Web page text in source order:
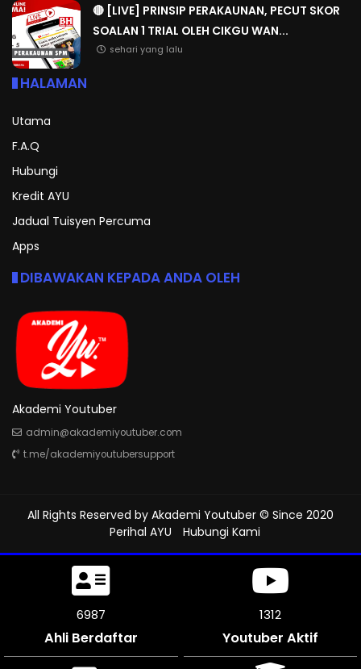
🔴 [LIVE] PRINSIP PERAKAUNAN, PECUT SKOR
SOALAN 1 TRIAL OLEH CIKGU WAN...
sehari yang lalu
HALAMAN
Utama
F.A.Q
Hubungi
Kredit AYU
Jadual Tuisyen Percuma
Apps
DIBAWAKAN KEPADA ANDA OLEH
Akademi Youtuber
admin@akademiyoutuber.com
t.me/akademiyoutubersupport
All Rights Reserved by Akademi Youtuber © Since 2020
Perihal AYU
Hubungi Kami
7881
Ahli Berdaftar
1312
Youtuber Aktif